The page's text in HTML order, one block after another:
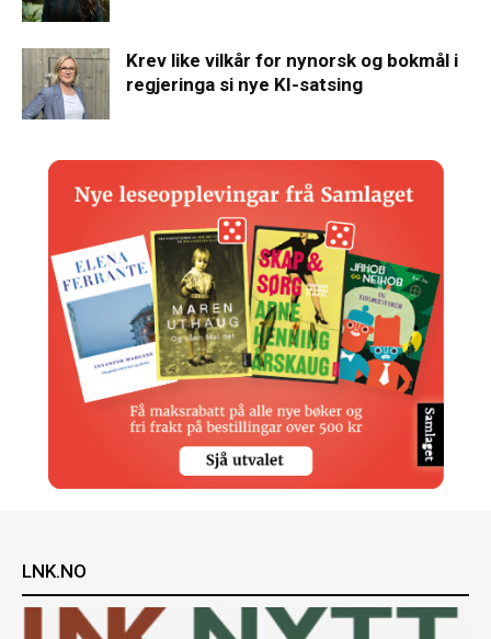
Krev like vilkår for nynorsk og bokmål i
regjeringa si nye KI-satsing
LNK.NO